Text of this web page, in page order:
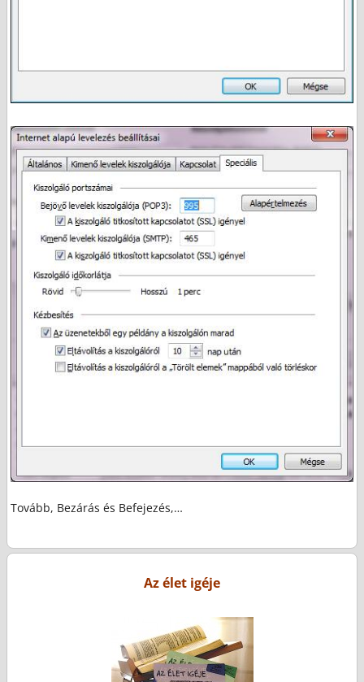
Tovább, Bezárás és Befejezés,…
Az élet igéje